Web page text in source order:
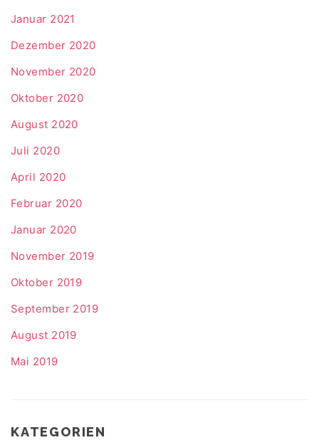
Januar 2021
Dezember 2020
November 2020
Oktober 2020
August 2020
Juli 2020
April 2020
Februar 2020
Januar 2020
November 2019
Oktober 2019
September 2019
August 2019
Mai 2019
KATEGORIEN